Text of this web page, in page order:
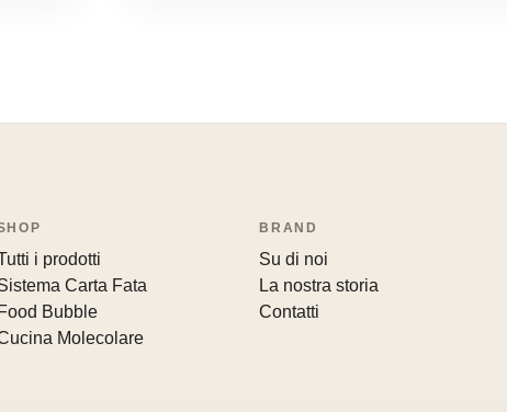
i prodotti
Carta Fata
Food Bubble
Molecolare
BRAND
Su di noi
La nostra storia
Contatti